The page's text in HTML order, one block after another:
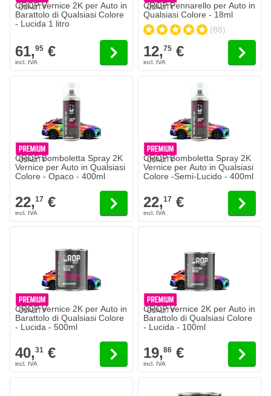
CROP Vernice 2K per Auto in
Barattolo di Qualsiasi Colore
- Lucida 1 litro
61,95 €
CROP Pennarello per Auto in
Qualsiasi Colore - 18ml
(88)
12,75 €
CROP Bomboletta Spray 2K
Vernice per Auto in Qualsiasi
Colore - Opaco - 400ml
22,17 €
CROP Bomboletta Spray 2K
Vernice per Auto in Qualsiasi
Colore -Semi-Lucido - 400ml
22,17 €
CROP Vernice 2K per Auto in
Barattolo di Qualsiasi Colore
- Lucida - 500ml
40,31 €
CROP Vernice 2K per Auto in
Barattolo di Qualsiasi Colore
- Lucida - 100ml
19,86 €